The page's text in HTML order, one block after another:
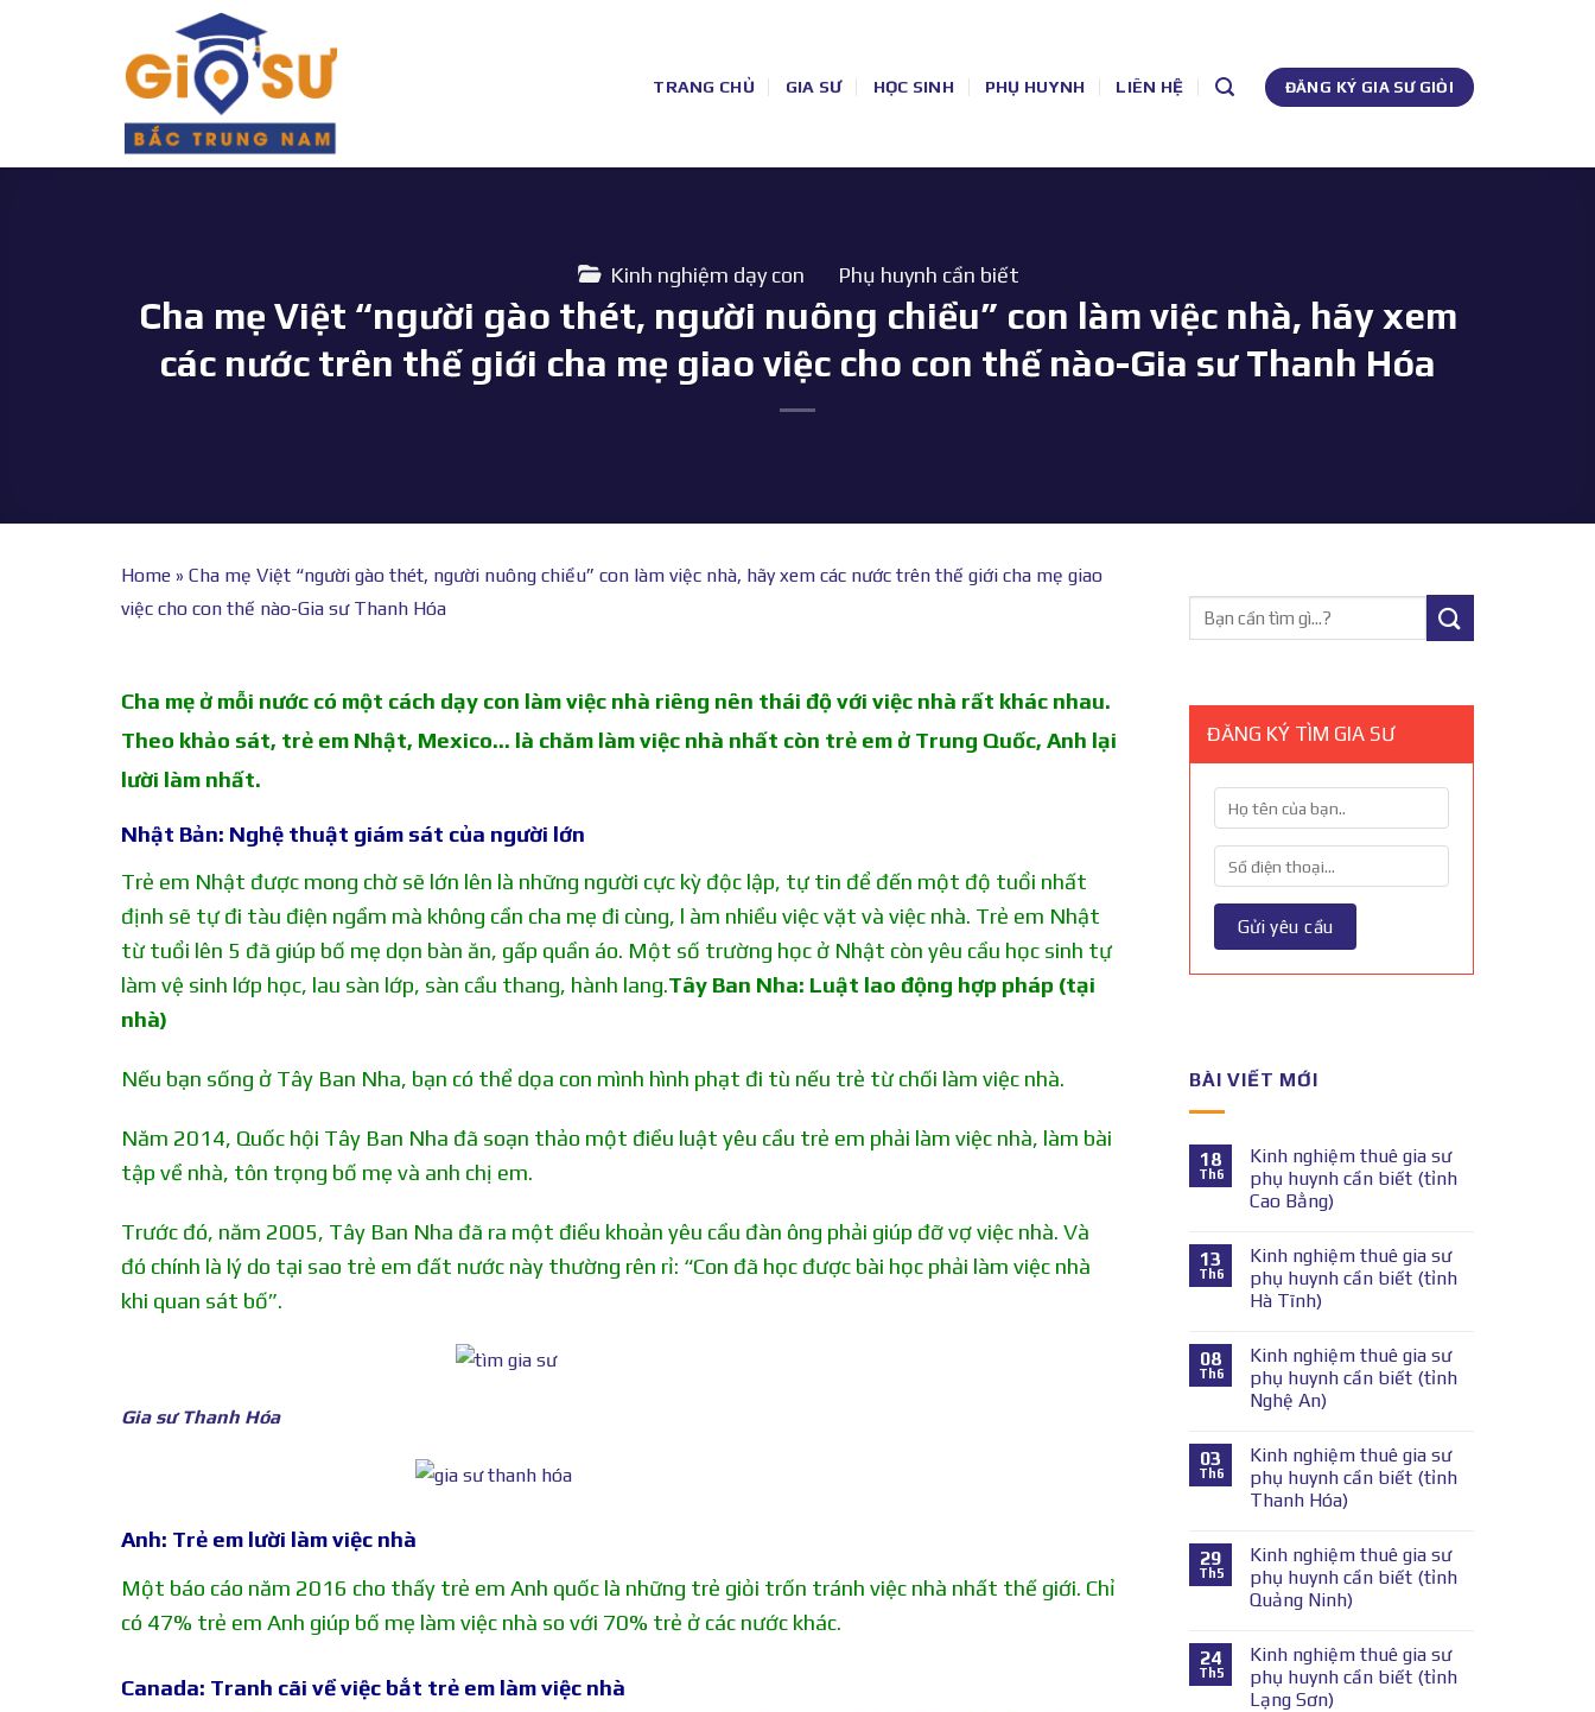
TRANG CHỦ GIA SƯ HỌC SINH PHỤ HUYNH LIÊN HỆ ĐĂNG KÝ GIA SƯ GIỎI
Kinh nghiệm dạy con Phụ huynh cần biết
Cha mẹ Việt “người gào thét, người nuông chiều” con làm việc nhà, hãy xem
các nước trên thế giới cha mẹ giao việc cho con thế nào-Gia sư Thanh Hóa
Home » Cha mẹ Việt “người gào thét, người nuông chiều” con làm việc nhà, hãy xem các nước trên thế giới cha mẹ giao
việc cho con thế nào-Gia sư Thanh Hóa
Cha mẹ ở mỗi nước có một cách dạy con làm việc nhà riêng nên thái độ với việc nhà rất khác nhau.
Theo khảo sát, trẻ em Nhật, Mexico… là chăm làm việc nhà nhất còn trẻ em ở Trung Quốc, Anh lại
lười làm nhất.
Nhật Bản: Nghệ thuật giám sát của người lớn
Trẻ em Nhật được mong chờ sẽ lớn lên là những người cực kỳ độc lập, tự tin để đến một độ tuổi nhất
định sẽ tự đi tàu điện ngầm mà không cần cha mẹ đi cùng, l àm nhiều việc vặt và việc nhà. Trẻ em Nhật
từ tuổi lên 5 đã giúp bố mẹ dọn bàn ăn, gấp quần áo. Một số trường học ở Nhật còn yêu cầu học sinh tự
làm vệ sinh lớp học, lau sàn lớp, sàn cầu thang, hành lang.Tây Ban Nha: Luật lao động hợp pháp (tại
nhà)
Nếu bạn sống ở Tây Ban Nha, bạn có thể dọa con mình hình phạt đi tù nếu trẻ từ chối làm việc nhà.
Năm 2014, Quốc hội Tây Ban Nha đã soạn thảo một điều luật yêu cầu trẻ em phải làm việc nhà, làm bài
tập về nhà, tôn trọng bố mẹ và anh chị em.
Trước đó, năm 2005, Tây Ban Nha đã ra một điều khoản yêu cầu đàn ông phải giúp đỡ vợ việc nhà. Và
đó chính là lý do tại sao trẻ em đất nước này thường rên rỉ: “Con đã học được bài học phải làm việc nhà
khi quan sát bố”.
Gia sư Thanh Hóa
Anh: Trẻ em lười làm việc nhà
Một báo cáo năm 2016 cho thấy trẻ em Anh quốc là những trẻ giỏi trốn tránh việc nhà nhất thế giới. Chỉ
có 47% trẻ em Anh giúp bố mẹ làm việc nhà so với 70% trẻ ở các nước khác.
Canada: Tranh cãi về việc bắt trẻ em làm việc nhà
ĐĂNG KÝ TÌM GIA SƯ
BÀI VIẾT MỚI
18
Th6
Kinh nghiệm thuê gia sư
phụ huynh cần biết (tỉnh
Cao Bằng)
13
Th6
Kinh nghiệm thuê gia sư
phụ huynh cần biết (tỉnh
Hà Tĩnh)
08
Th6
Kinh nghiệm thuê gia sư
phụ huynh cần biết (tỉnh
Nghệ An)
03
Th6
Kinh nghiệm thuê gia sư
phụ huynh cần biết (tỉnh
Thanh Hóa)
29
Th5
Kinh nghiệm thuê gia sư
phụ huynh cần biết (tỉnh
Quảng Ninh)
24
Th5
Kinh nghiệm thuê gia sư
phụ huynh cần biết (tỉnh
Lạng Sơn)